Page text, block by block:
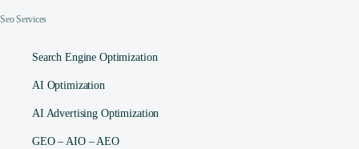
Seo Services
Search Engine Optimization
AI Optimization
AI Advertising Optimization
GEO – AIO – AEO